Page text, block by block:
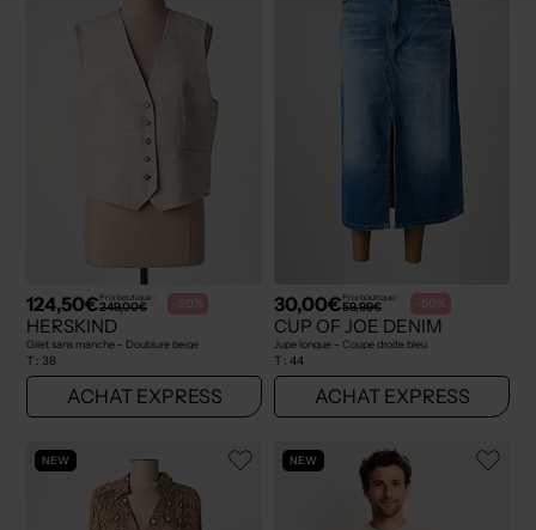
124,50€Prix boutique :
249,00€ -50%
HERSKIND
Gilet sans manche - Doublure beige
T : 38
ACHAT EXPRESS
30,00€Prix boutique :
59,99€ -50%
CUP OF JOE DENIM
Jupe longue - Coupe droite bleu
T : 44
ACHAT EXPRESS
NEW NEW